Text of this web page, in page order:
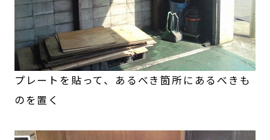
プレートを貼って、あるべき箇所にあるべきも
のを置く